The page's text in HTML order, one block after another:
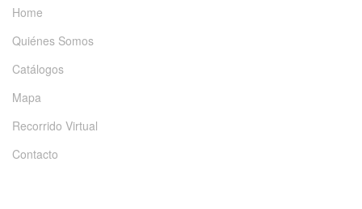
Home
Quiénes Somos
Catálogos
Mapa
Recorrido Virtual
Contacto